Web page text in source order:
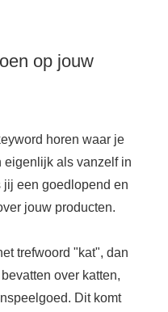
op jouw
horen waar je
eigenlijk als vanzelf in
jij een goedlopend en
jouw producten.
trefwoord "kat", dan
over katten,
Dit komt